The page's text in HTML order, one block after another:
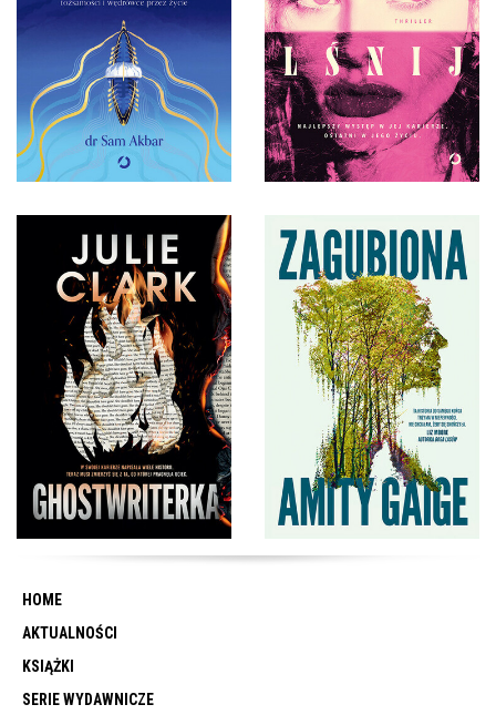
HOME
AKTUALNOŚCI
KSIĄŻKI
SERIE WYDAWNICZE